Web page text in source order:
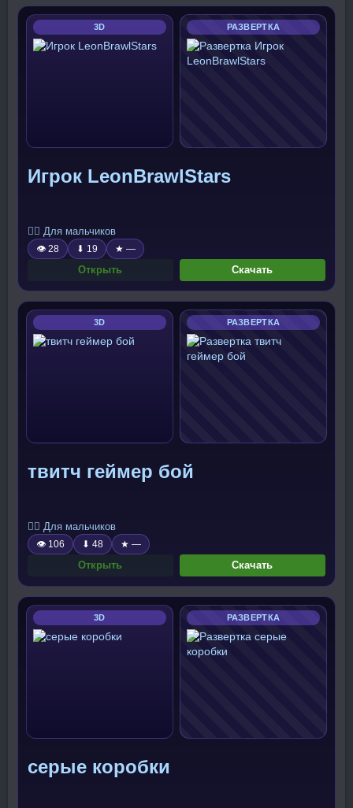
3D РАЗВЕРТКА
Игрок LeonBrawlStars
🧍‍♂️ Для мальчиков
👁 28 ⬇ 19 ★ —
Открыть Скачать
3D РАЗВЕРТКА
твитч геймер бой
🧍‍♂️ Для мальчиков
👁 106 ⬇ 48 ★ —
Открыть Скачать
3D РАЗВЕРТКА
серые коробки